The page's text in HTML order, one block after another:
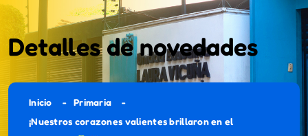
Detalles de novedades
Inicio
Primaria
¡Nuestros corazones valientes brillaron en el